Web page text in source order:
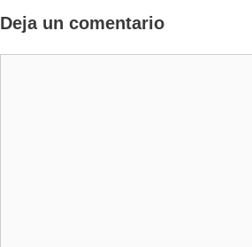
Deja un comentario